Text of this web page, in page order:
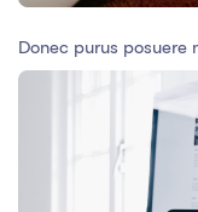
Donec purus